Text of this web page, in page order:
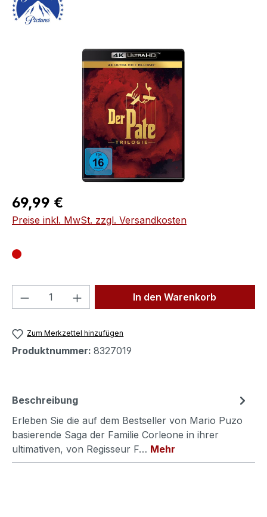
Bildergalerie überspringen
Regulärer Preis:
69,99 €
Preise inkl. MwSt. zzgl. Versandkosten
Produkt Anzahl: Gib denIn den Warenkorb
Zum Merkzettel hinzufügen
Produktnummer: 8327019
Beschreibung
Erleben Sie die auf dem Bestseller von Mario Puzo
basierende Saga der Familie Corleone in ihrer
ultimativen, von Regisseur F… Mehr